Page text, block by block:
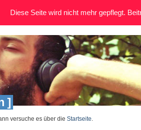
]
versuche es über die Startseite.
Diese Seite wird nicht mehr gepflegt.